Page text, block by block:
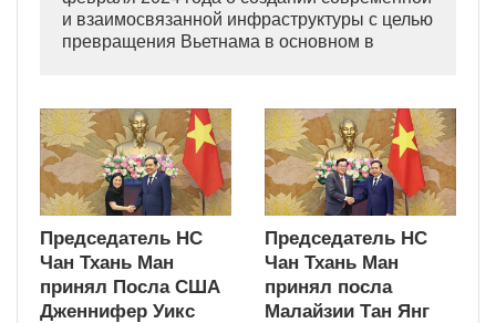
и взаимосвязанной инфраструктуры с целью
превращения Вьетнама в основном в
Председатель НС
Чан Тхань Ман
принял Посла США
Дженнифер Уикс
Председатель НС
Чан Тхань Ман
принял посла
Малайзии Тан Янг